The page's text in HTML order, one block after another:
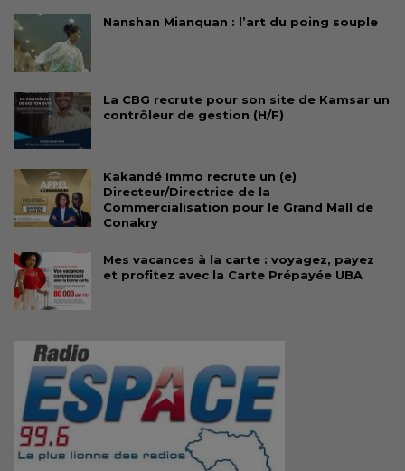
Nanshan Mianquan : l’art du poing souple
La CBG recrute pour son site de Kamsar un
contrôleur de gestion (H/F)
Kakandé Immo recrute un (e)
Directeur/Directrice de la
Commercialisation pour le Grand Mall de
Conakry
Mes vacances à la carte : voyagez, payez
et profitez avec la Carte Prépayée UBA